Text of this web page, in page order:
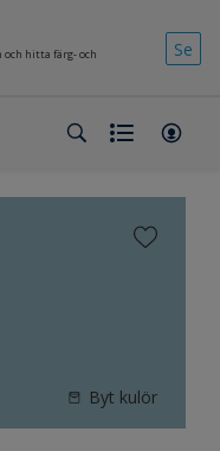
hitta färg- och
Se
Byt kulör